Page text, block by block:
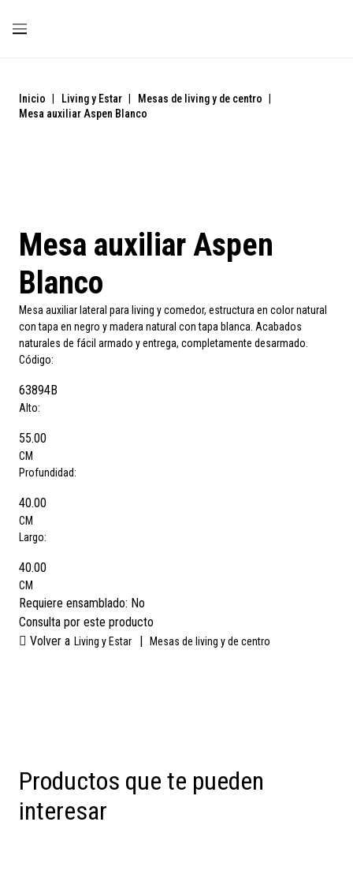
Inicio Living y Estar Mesas de living y de centro
Mesa auxiliar Aspen Blanco
Mesa auxiliar Aspen
Blanco
Mesa auxiliar lateral para living y comedor, estructura en color natural
con tapa en negro y madera natural con tapa blanca. Acabados
naturales de fácil armado y entrega, completamente desarmado.
Código:
63894B
Alto:
55.00
CM
Profundidad:
40.00
CM
Largo:
40.00
CM
Requiere ensamblado: No
Consulta por este producto
Volver a Living y Estar | Mesas de living y de centro
Productos que te pueden
interesar